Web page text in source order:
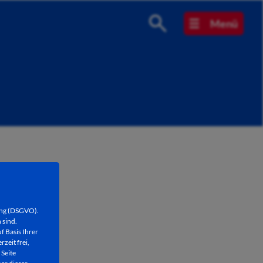
(DSGVO).
sind.
Basis Ihrer
frei,
Menü